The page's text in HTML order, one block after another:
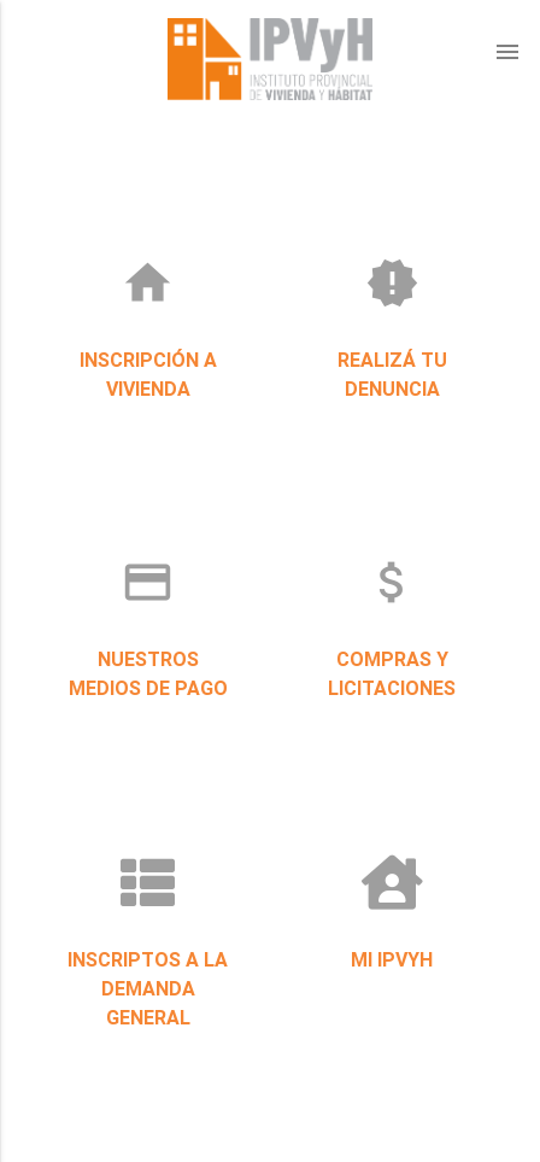
menu
home
INSCRIPCIÓN A
VIVIENDA
new_releases
REALIZÁ TU
DENUNCIA
credit_card
NUESTROS
MEDIOS DE PAGO
attach_money
COMPRAS Y
LICITACIONES
INSCRIPTOS A LA
DEMANDA
GENERAL
MI IPVYH